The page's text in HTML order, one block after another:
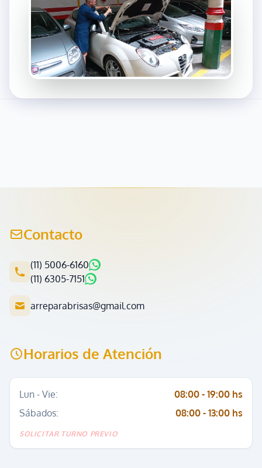
Contacto
(11) 5006-6160
(11) 6305-7151
arreparabrisas@gmail.com
Horarios de Atención
Lun - Vie:
08:00 - 19:00 hs
Sábados:
08:00 - 13:00 hs
SOLICITAR TURNO PREVIO